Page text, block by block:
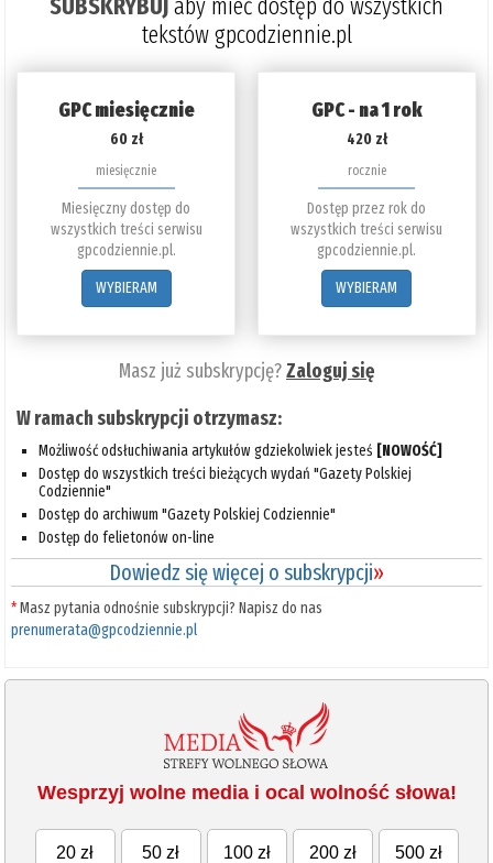
tekstów gpcodziennie.pl
GPC miesięcznie
60 zł
miesięcznie
Miesięczny dostęp do
wszystkich treści serwisu
gpcodziennie.pl.
WYBIERAM
GPC - na 1 rok
420 zł
rocznie
Dostęp przez rok do
wszystkich treści serwisu
gpcodziennie.pl.
WYBIERAM
Masz już subskrypcję?Zaloguj się
W ramach subskrypcji otrzymasz:
Możliwość odsłuchiwania artykułów gdziekolwiek jesteś [NOWOŚĆ]
Dostęp do wszystkich treści bieżących wydań "Gazety Polskiej
Codziennie"
Dostęp do archiwum "Gazety Polskiej Codziennie"
Dostęp do felietonów on-line
Dowiedz się więcej o subskrypcji»
*Masz pytania odnośnie subskrypcji? Napisz do nas
prenumerata@gpcodziennie.pl
Wesprzyj wolne media i ocal wolność słowa!
20 zł 50 zł 100 zł 200 zł 500 zł